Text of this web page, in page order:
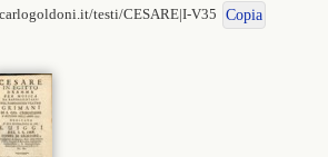
testi/CESARE|I-V35 Copia